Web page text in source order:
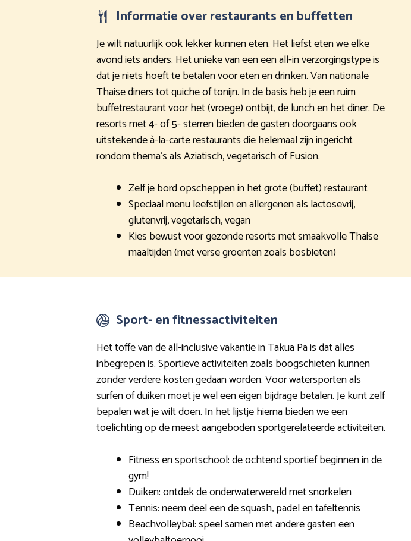
Informatie over restaurants en buffetten
Je wilt natuurlijk ook lekker kunnen eten. Het liefst eten we elke
avond iets anders. Het unieke van een een all-in verzorgingstype is
dat je niets hoeft te betalen voor eten en drinken. Van nationale
Thaise diners tot quiche of tonijn. In de basis heb je een ruim
buffetrestaurant voor het (vroege) ontbijt, de lunch en het diner. De
resorts met 4- of 5- sterren bieden de gasten doorgaans ook
uitstekende à-la-carte restaurants die helemaal zijn ingericht
rondom thema’s als Aziatisch, vegetarisch of Fusion.
Zelf je bord opscheppen in het grote (buffet) restaurant
Speciaal menu leefstijlen en allergenen als lactosevrij,
glutenvrij, vegetarisch, vegan
Kies bewust voor gezonde resorts met smaakvolle Thaise
maaltijden (met verse groenten zoals bosbieten)
Sport- en fitnessactiviteiten
Het toffe van de all-inclusive vakantie in Takua Pa is dat alles
inbegrepen is. Sportieve activiteiten zoals boogschieten kunnen
zonder verdere kosten gedaan worden. Voor watersporten als
surfen of duiken moet je wel een eigen bijdrage betalen. Je kunt zelf
bepalen wat je wilt doen. In het lijstje hierna bieden we een
toelichting op de meest aangeboden sportgerelateerde activiteiten.
Fitness en sportschool: de ochtend sportief beginnen in de
gym!
Duiken: ontdek de onderwaterwereld met snorkelen
Tennis: neem deel een de squash, padel en tafeltennis
Beachvolleybal: speel samen met andere gasten een